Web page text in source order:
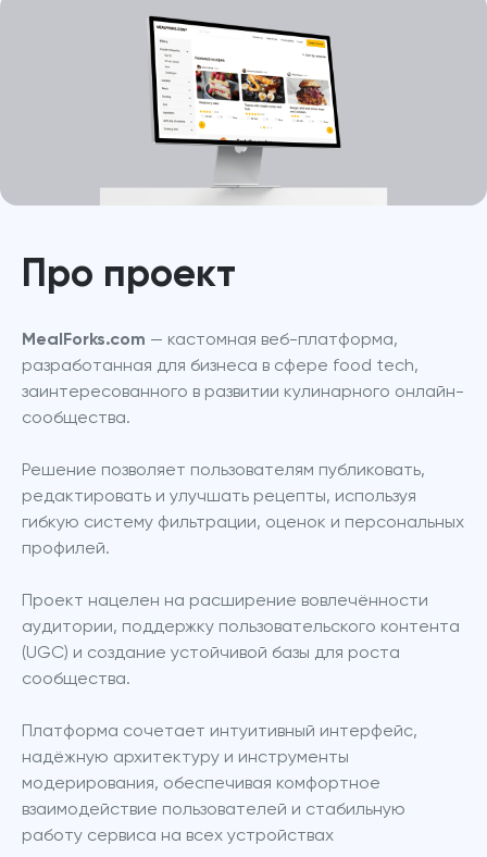
Про проект
MealForks.com — кастомная веб-платформа,
разработанная для бизнеса в сфере food tech,
заинтересованного в развитии кулинарного онлайн-
сообщества.
Решение позволяет пользователям публиковать,
редактировать и улучшать рецепты, используя
гибкую систему фильтрации, оценок и персональных
профилей.
Проект нацелен на расширение вовлечённости
аудитории, поддержку пользовательского контента
(UGC) и создание устойчивой базы для роста
сообщества.
Платформа сочетает интуитивный интерфейс,
надёжную архитектуру и инструменты
модерирования, обеспечивая комфортное
взаимодействие пользователей и стабильную
работу сервиса на всех устройствах